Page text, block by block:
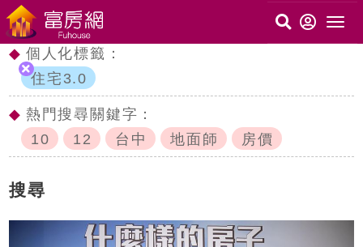
◆ 個人化標籤：
住宅3.0
◆ 熱門搜尋關鍵字：
10
12 台中 地面師 房價
搜尋